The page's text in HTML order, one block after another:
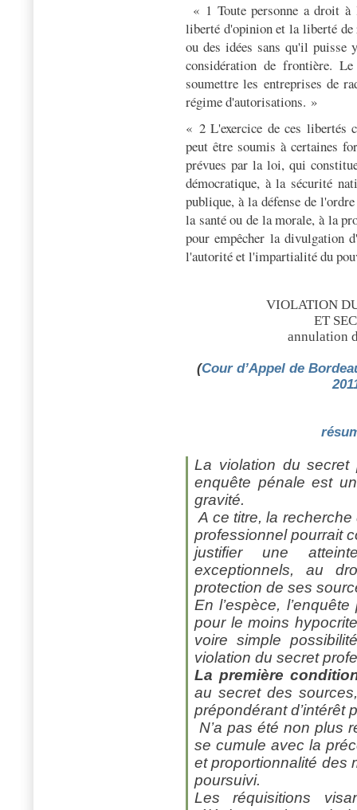
« 1 Toute personne a droit
liberté d'opinion et la liberté
ou des idées sans qu'il puisse
considération de frontière.
soumettre les entreprises de
régime d'autorisations. »
« 2 L'exercice de ces libertés
peut être soumis à certaines
prévues par la loi, qui
démocratique, à la sécurité
publique, à la défense de
la santé ou de la morale, à la
pour empêcher la divulgation
l'autorité et l'impartialité du
VIOLATION
ET
annulation
(Cour d’Appel de
La violation du secret
enquête pénale est
gravité.
A ce titre, la recherche
professionnel pourrait
justifier une
exceptionnels, au
protection de ses
En l’espèce,
pour le moins
voire simple
violation du secret
La première
au secret des
prépondérant d’intérêt
N’a pas été non plus
se cumule avec la
et proportionnalité des
poursuivi.
Les réquisitions